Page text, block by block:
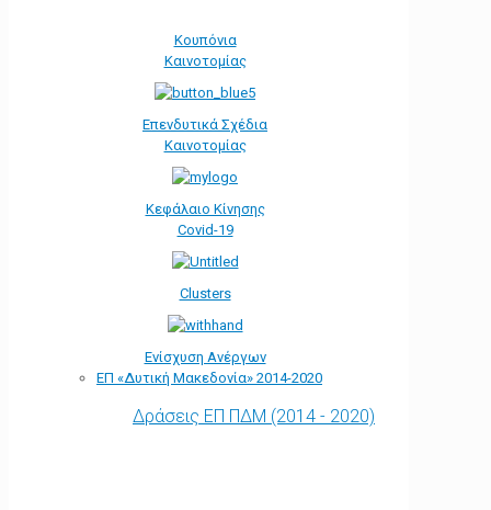
Κουπόνια
Καινοτομίας
Επενδυτικά Σχέδια
Καινοτομίας
Κεφάλαιο Κίνησης
Covid-19
Clusters
Ενίσχυση Ανέργων
ΕΠ «Δυτική Μακεδονία» 2014-2020
Δράσεις ΕΠ ΠΔΜ (2014 - 2020)